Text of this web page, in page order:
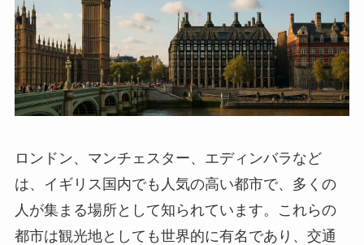
ロンドン、マンチェスター、エディンバラなど
は、イギリス国内でも人気の高い都市で、多くの
人が集まる場所として知られています。これらの
都市は観光地としても世界的に有名であり、交通